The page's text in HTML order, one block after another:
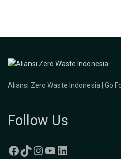
Aliansi Zero Waste Indonesia | Go
Follow Us